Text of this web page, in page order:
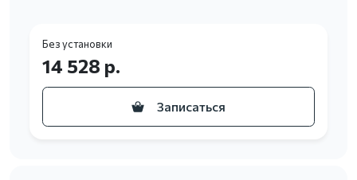
Без установки
14 528 р.
Записаться